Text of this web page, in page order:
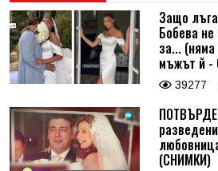
Защо
Бобева
за...
мъжът й -
39277
(СНИМКИ)